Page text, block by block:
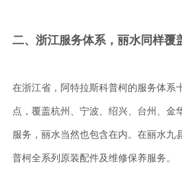
二、浙江服务体系，丽水同样覆
在浙江省，阿特拉斯科普柯的服务体系
点，覆盖杭州、宁波、绍兴、台州、金
服务，丽水当然也包含在内。在丽水九
普柯全系列原装配件及维修保养服务。